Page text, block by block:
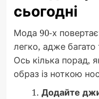
сьогодні
Мода 90-х
легко, адже багато
Ось кілька порад,
образ із ноткою
Додайте